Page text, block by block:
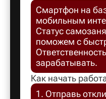
Смартфон на
мобильным
Статус
поможем с
зарабатывать.
Как начать
1. Отправь